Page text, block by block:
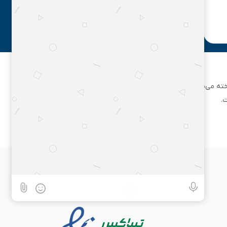
شناخته می‌شود. این مجموعه بزرگ، فعالیت خود را از یک مغازه